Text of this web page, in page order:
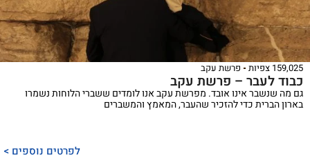
159,025 צפיות פרשת עקב
כבוד לעבר – פרשת עקב
גם מה שנשבר אינו אובד. מפרשת עקב אנו לומדים ששברי הלוחות נשמרו
בארון הברית כדי להזכיר שהעבר, המאמץ והמשברים
לפרטים נוספים >